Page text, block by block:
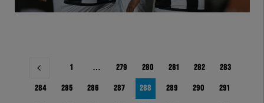
Berichtnavigatie
1 … 279 280 281 282 283
284 285 286 287 288 289 290 291